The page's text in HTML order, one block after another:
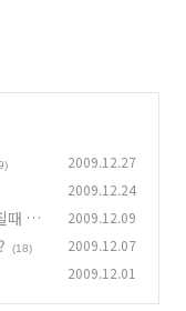
2009.12.27
2009.12.24
때 힘
2009.12.09
(18) 2009.12.07
2009.12.01